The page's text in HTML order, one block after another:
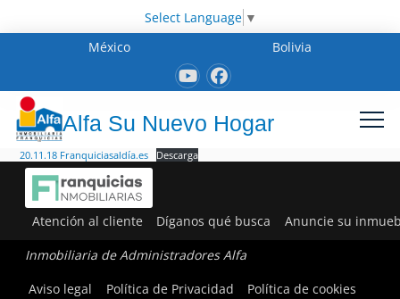
Select Language ▼
México
Bolivia
Alfa Su Nuevo Hogar
20.11.18 Franquiciasaldía.es Descarga
Atención al cliente Díganos qué busca Anuncie su
Inmobiliaria de Administradores Alfa
Aviso legal
Política de Privacidad Política de cookies